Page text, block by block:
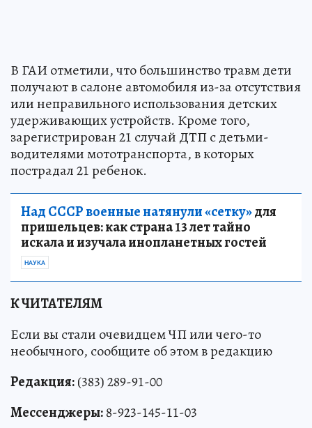
В ГАИ отметили, что большинство травм дети
получают в салоне автомобиля из-за отсутствия
или неправильного использования детских
удерживающих устройств. Кроме того,
зарегистрирован 21 случай ДТП с детьми-
водителями мототранспорта, в которых
пострадал 21 ребенок.
Над СССР военные натянули «сетку»для
пришельцев: как страна 13 лет тайно
искала и изучала инопланетных гостей
НАУКА
К ЧИТАТЕЛЯМ
Если вы стали очевидцем ЧП или чего-то
необычного, сообщите об этом в редакцию
Редакция:(383) 289-91-00
Мессенджеры:8-923-145-11-03